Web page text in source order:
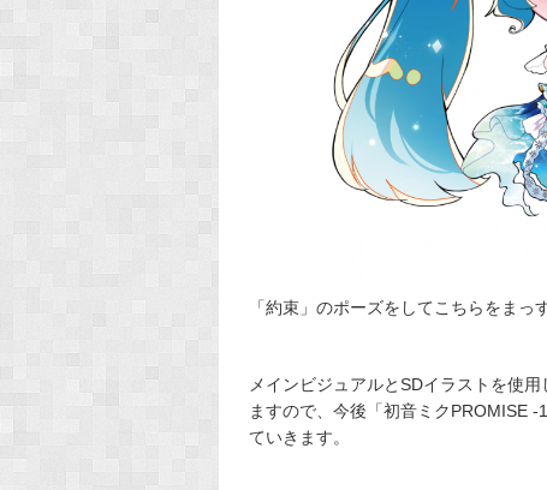
「約束」のポーズをしてこちらをまっ
メインビジュアルとSDイラストを使用
ますので、今後「初音ミクPROMISE
ていきます。